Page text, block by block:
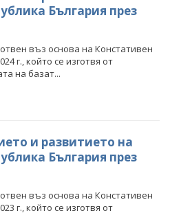
КОМИСИЯ ЗА
КОМИСИЯ ЗА
ГЕОЛОЖКИ ФОРМАЦИИ
България през
въз основа на Констативен
г., който се изготвя от
на базат...
и развитието на
България през
въз основа на Констативен
г., който се изготвя от